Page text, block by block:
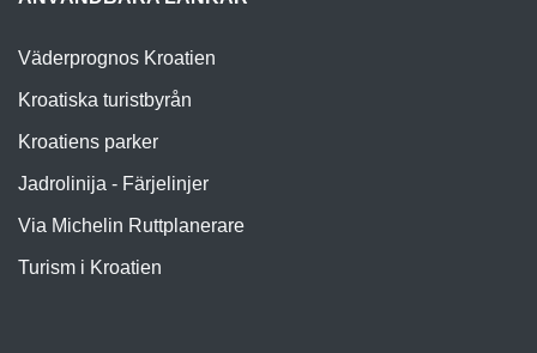
Väderprognos Kroatien
Kroatiska turistbyrån
Kroatiens parker
Jadrolinija - Färjelinjer
Via Michelin Ruttplanerare
Turism i Kroatien